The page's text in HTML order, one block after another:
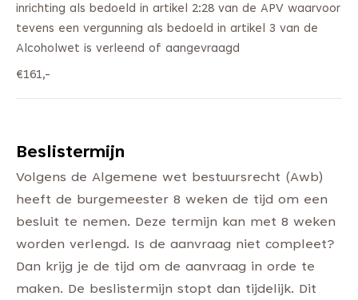
inrichting als bedoeld in artikel 2:28 van de APV waarvoor
tevens een vergunning als bedoeld in artikel 3 van de
Alcoholwet is verleend of aangevraagd
€161,-
Beslistermijn
Volgens de Algemene wet bestuursrecht (Awb)
heeft de burgemeester 8 weken de tijd om een
besluit te nemen. Deze termijn kan met 8 weken
worden verlengd. Is de aanvraag niet compleet?
Dan krijg je de tijd om de aanvraag in orde te
maken. De beslistermijn stopt dan tijdelijk. Dit